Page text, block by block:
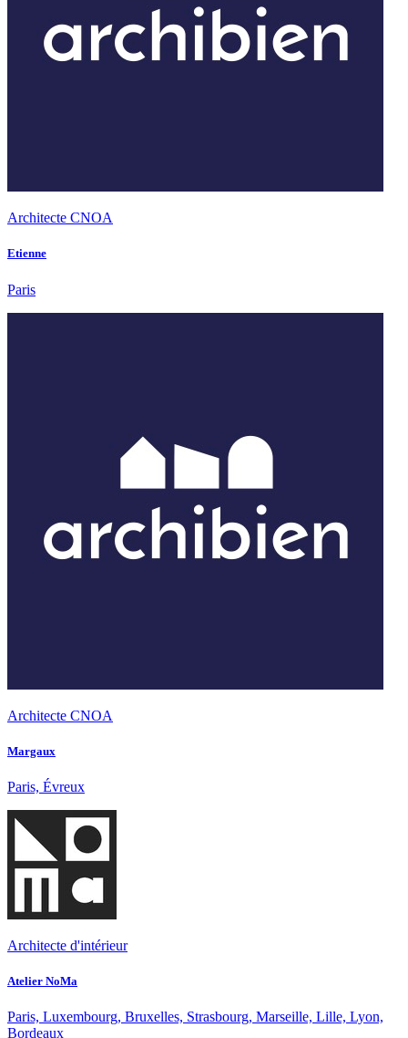
Architecte CNOA
Etienne
Paris
Architecte CNOA
Margaux
Paris, Évreux
Architecte d'intérieur
Atelier NoMa
Paris, Luxembourg, Bruxelles, Strasbourg, Marseille, Lille, Lyon,
Bordeaux